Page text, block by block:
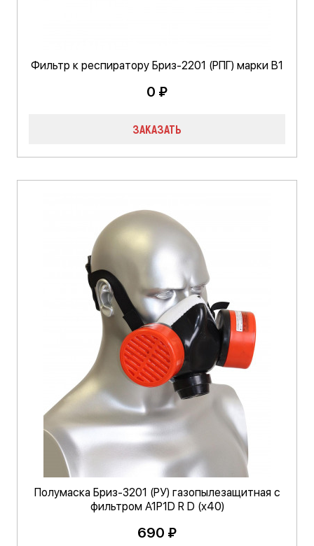
Фильтр к респиратору Бриз-2201 (РПГ) марки В1
0 ₽
ЗАКАЗАТЬ
Полумаска Бриз-3201 (РУ) газопылезащитная с
фильтром А1Р1D R D (х40)
690 ₽